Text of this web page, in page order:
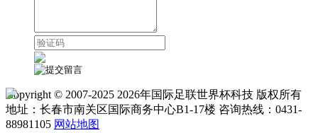
Copyright © 2007-2025 2026年国际足联世界杯科技 版权所有
地址：长春市南关区国际商务中心B1-17楼 咨询热线：0431-
88981105 网站地图